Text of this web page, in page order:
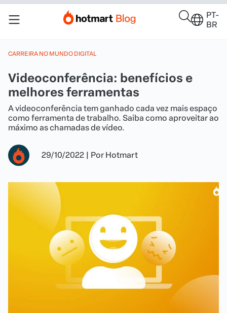
PT-
BR
CARREIRA NO MUNDO DIGITAL
Videoconferência: benefícios e
melhores ferramentas
A videoconferência tem ganhado cada vez mais espaço
como ferramenta de trabalho. Saiba como aproveitar ao
máximo as chamadas de vídeo.
29/10/2022 | Por Hotmart